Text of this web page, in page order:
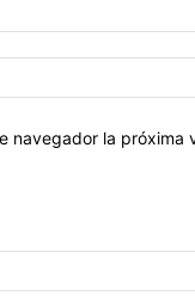
navegador la próxima